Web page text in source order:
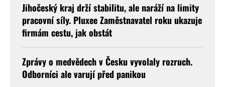
Jihočeský kraj drží stabilitu, ale naráží na limity
pracovní síly. Pluxee Zaměstnavatel roku ukazuje
firmám cestu, jak obstát
Zprávy o medvědech v Česku vyvolaly rozruch.
Odborníci ale varují před panikou